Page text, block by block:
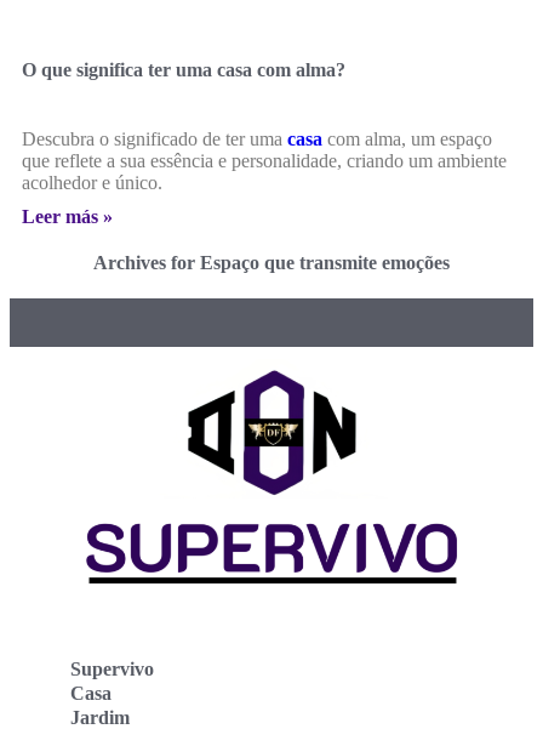
O que significa ter uma casa com alma?
Descubra o significado de ter uma casa com alma, um espaço
que reflete a sua essência e personalidade, criando um ambiente
acolhedor e único.
Leer más »
Archives for Espaço que transmite emoções
Supervivo
Casa
Jardim